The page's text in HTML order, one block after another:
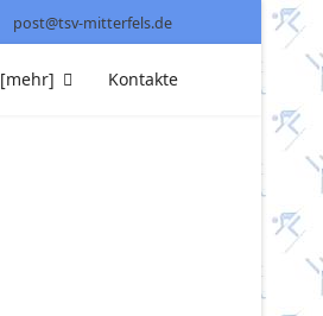
post@tsv-mitterfels.de
[mehr] Kontakte